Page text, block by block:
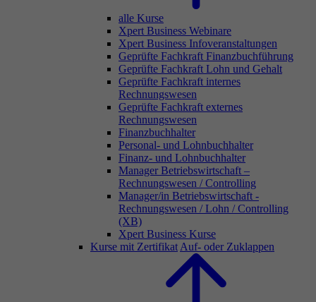
alle Kurse
Xpert Business Webinare
Xpert Business Infoveranstaltungen
Geprüfte Fachkraft Finanzbuchführung
Geprüfte Fachkraft Lohn und Gehalt
Geprüfte Fachkraft internes
Rechnungswesen
Geprüfte Fachkraft externes
Rechnungswesen
Finanzbuchhalter
Personal- und Lohnbuchhalter
Finanz- und Lohnbuchhalter
Manager Betriebswirtschaft –
Rechnungswesen / Controlling
Manager/in Betriebswirtschaft -
Rechnungswesen / Lohn / Controlling
(XB)
Xpert Business Kurse
Kurse mit Zertifikat Auf- oder Zuklappen